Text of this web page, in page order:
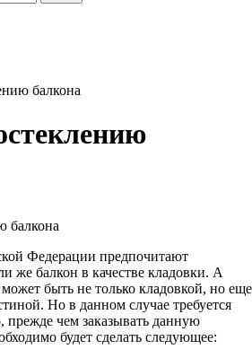
балкона
Федерации предпочитают
же балкон в качестве кладовки. А
может быть не только кладовкой, но еще
Но в данном случае требуется
прежде чем заказывать данную
будет сделать следующее: